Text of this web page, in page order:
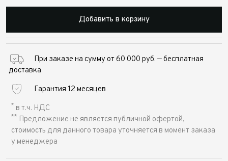
Добавить в корзину
При заказе на сумму от 60 000 руб. — бесплатная
доставка
Гарантия 12 месяцев
* в т.ч. НДС
** Предложение не является публичной офертой,
стоимость для данного товара уточняется в момент заказа
у менеджера